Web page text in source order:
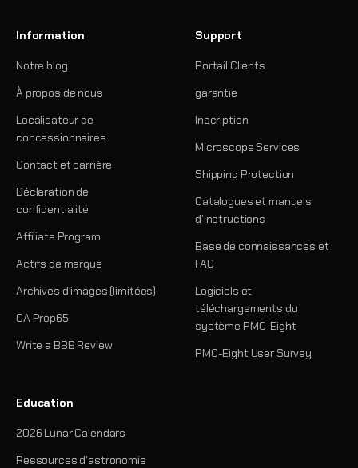
Information
Notre blog
À propos de nous
Localisateur de
concessionnaires
Contact et carrière
Déclaration de
confidentialité
Affiliate Program
Actifs de marque
Archives d'images (limitées)
CA Prop65
Write a BBB Review
Support
Portail Clients
garantie
Inscription
Microscope Services
Shipping Protection
Catalogues et manuels
d'instructions
Base de connaissances et
FAQ
Logiciels et
téléchargements du
système PMC-Eight
PMC-Eight User Survey
Education
2026 Lunar Calendars
Ressources d'astronomie